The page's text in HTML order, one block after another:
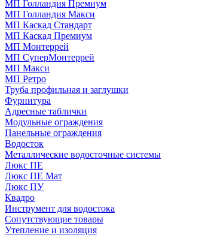
МП Голландия Премиум
МП Голландия Макси
МП Каскад Стандарт
МП Каскад Премиум
МП Монтеррей
МП СуперМонтеррей
МП Макси
МП Ретро
Труба профильная и заглушки
Фурнитура
Адресные таблички
Модульные ограждения
Панельные ограждения
Водосток
Металлические водосточные системы
Люкс ПЕ
Люкс ПЕ Мат
Люкс ПУ
Квадро
Инструмент для водостока
Сопутствующие товары
Утепление и изоляция